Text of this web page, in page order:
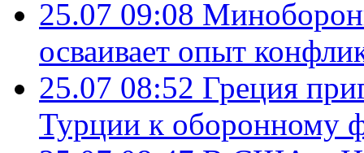
25.07 09:08
осваивает опыт
25.07 08:52 Греция
Турции к оборонному